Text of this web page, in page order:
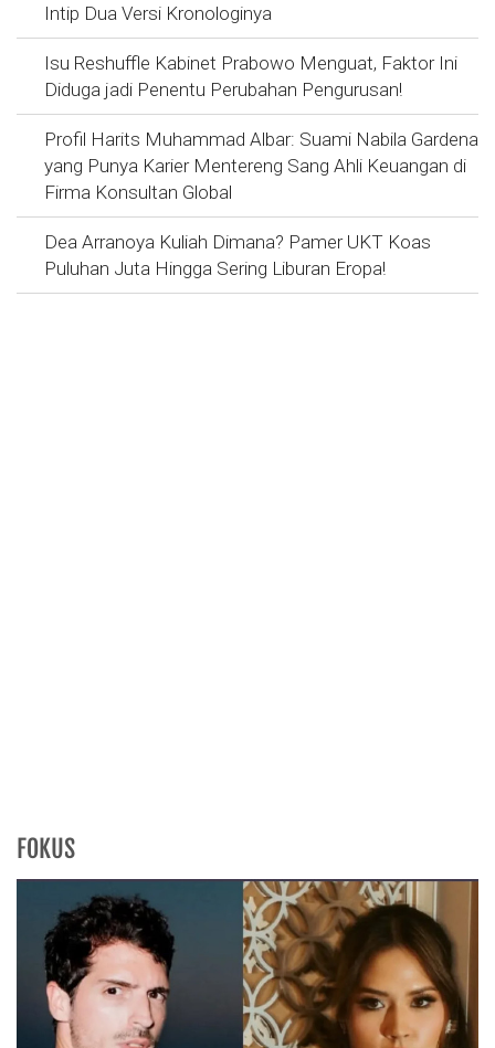
Intip Dua Versi Kronologinya
Isu Reshuffle Kabinet Prabowo Menguat, Faktor Ini
Diduga jadi Penentu Perubahan Pengurusan!
Profil Harits Muhammad Albar: Suami Nabila Gardena
yang Punya Karier Mentereng Sang Ahli Keuangan di
Firma Konsultan Global
Dea Arranoya Kuliah Dimana? Pamer UKT Koas
Puluhan Juta Hingga Sering Liburan Eropa!
FOKUS